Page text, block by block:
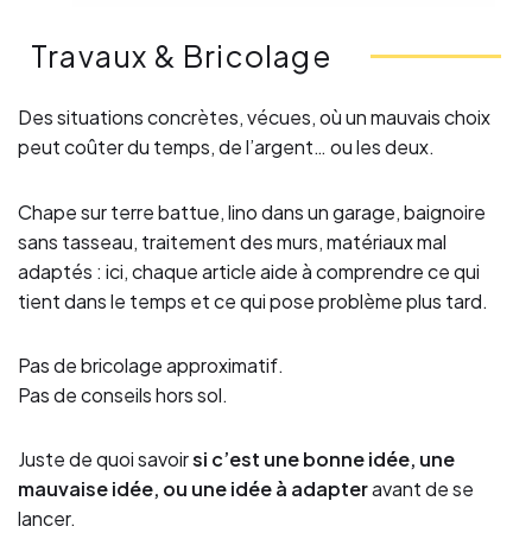
Travaux & Bricolage
Des situations concrètes, vécues, où un mauvais choix
peut coûter du temps, de l’argent… ou les deux.
Chape sur terre battue, lino dans un garage, baignoire
sans tasseau, traitement des murs, matériaux mal
adaptés : ici, chaque article aide à comprendre ce qui
tient dans le temps et ce qui pose problème plus tard.
Pas de bricolage approximatif.
Pas de conseils hors sol.
Juste de quoi savoirsi c’est une bonne idée, une
mauvaise idée, ou une idée à adapteravant de se
lancer.